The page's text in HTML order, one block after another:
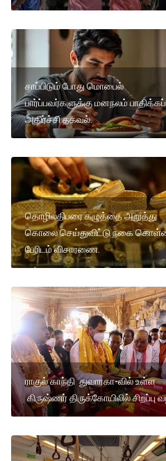
சாப்பிடும் போது மொபைல்
பார்ப்பவர்களுக்கு மனநலம்
அதிர்ச்சி தகவல்.
தொழிலதிபரை கழுத்தை அறுத்து
கொலை செய்துவிட்டு நகை
பேரிடம் விசாரணை.
ராகுல் காந்தி துவாரகா-வில் உள்ள
கிருஷ்ணர் திருக்கோயிலில் சிறப்பு